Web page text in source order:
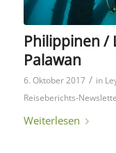
Philippinen /
Palawan
6. Oktober 2017 / in
Reiseberichts-
Weiterlesen